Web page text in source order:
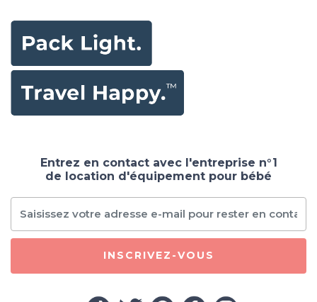
Entrez en contact avec l'entreprise n°1
de location d'équipement pour bébé
INSCRIVEZ-VOUS